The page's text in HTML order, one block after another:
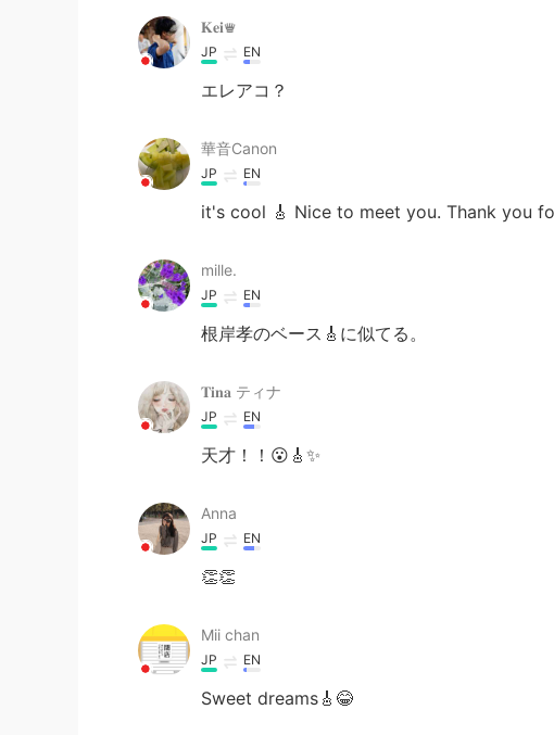
𝐊𝐞𝐢♛︎
JP EN
エレアコ？
華音Canon
JP EN
it's cool 🎸 Nice to meet you. Thank you
mille.
JP EN
根岸孝のベース🎸に似てる。
𝐓𝐢𝐧𝐚 ティナ
JP EN
天才！！😮🎸✨
Anna
JP EN
👏👏
Mii chan
JP EN
Sweet dreams🎸😂